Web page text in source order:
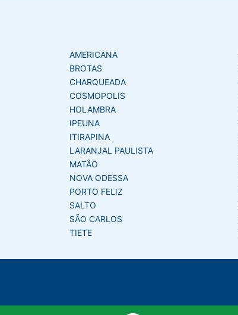
AMERICANA
BROTAS
CHARQUEADA
COSMOPOLIS
HOLAMBRA
IPEUNA
ITIRAPINA
LARANJAL PAULISTA
MATÃO
NOVA ODESSA
PORTO FELIZ
SALTO
SÃO CARLOS
TIETE